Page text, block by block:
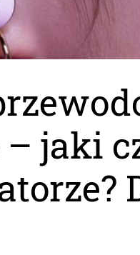
jaki